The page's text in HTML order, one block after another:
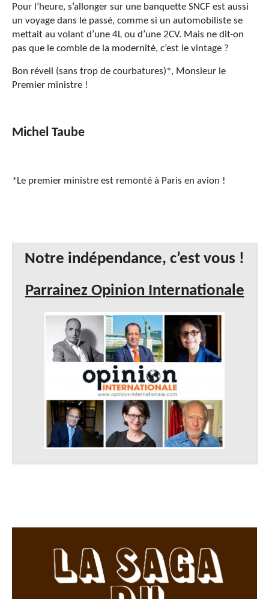
Pour l’heure, s’allonger sur une banquette SNCF est aussi
un voyage dans le passé, comme si un automobiliste se
mettait au volant d’une 4L ou d’une 2CV. Mais ne dit-on
pas que le comble de la modernité, c’est le vintage ?
Bon réveil (sans trop de courbatures)*, Monsieur le
Premier ministre !
Michel Taube
*Le premier ministre est remonté à Paris en avion !
Notre indépendance, c’est vous !
Parrainez Opinion Internationale